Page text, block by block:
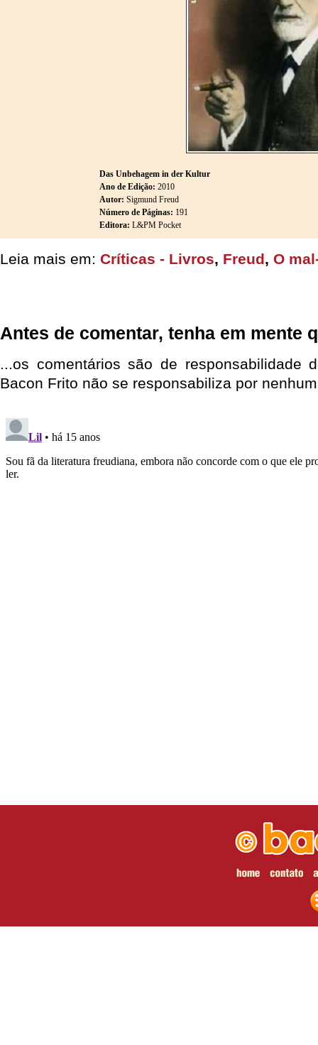
Das Unbehagem in der Kultur
Ano de Edição: 2010
Autor: Sigmund Freud
Número de Páginas: 191
Editora: L&PM Pocket
Leia mais em: Críticas - Livros, Freud, O
Antes de comentar, tenha em mente
...os comentários são de responsabilidade
Bacon Frito não se responsabiliza por